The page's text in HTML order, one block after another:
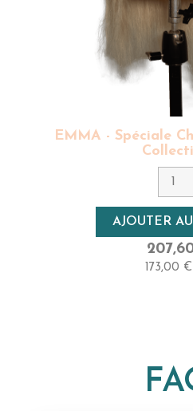
EMMA - Spéciale
AJOUTER
173,00